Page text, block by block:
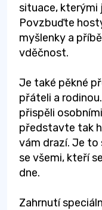
situace, kterými
Povzbuďte
myšlenky a
vděčnost.
Je také pěkné
přáteli a
přispěli
představte tak
vám drazí. Je to
se všemi, kteří
dne.
Zahrnutí